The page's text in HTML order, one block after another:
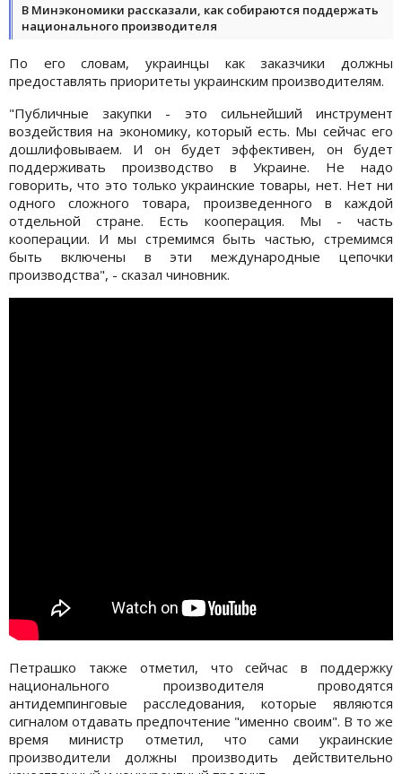
В Минэкономики рассказали, как собираются поддержать
национального производителя
По его словам, украинцы как заказчики должны
предоставлять приоритеты украинским производителям.
"Публичные закупки - это сильнейший инструмент
воздействия на экономику, который есть. Мы сейчас его
дошлифовываем. И он будет эффективен, он будет
поддерживать производство в Украине. Не надо
говорить, что это только украинские товары, нет. Нет ни
одного сложного товара, произведенного в каждой
отдельной стране. Есть кооперация. Мы - часть
кооперации. И мы стремимся быть частью, стремимся
быть включены в эти международные цепочки
производства", - сказал чиновник.
Петрашко также отметил, что сейчас в поддержку
национального производителя проводятся
антидемпинговые расследования, которые являются
сигналом отдавать предпочтение "именно своим". В то же
время министр отметил, что сами украинские
производители должны производить действительно